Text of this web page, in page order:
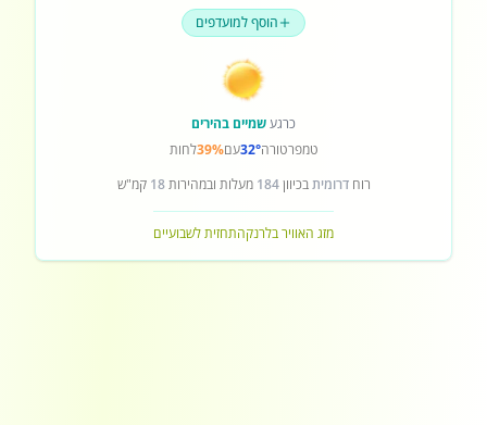
הוסף למועדפים
כרגעשמיים בהירים
טמפרטורה32°עם39%לחות
רוחדרומיתבכיוון184 מעלות ובמהירות18 קמ"ש
מזג האוויר בלרנקהתחזית לשבועיים